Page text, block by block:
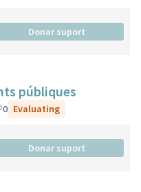
Donar suport
públiques
0 Evaluating
Donar suport